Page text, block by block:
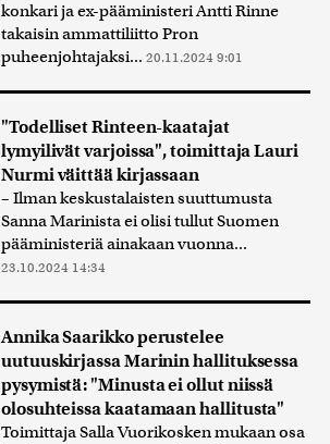
konkari ja ex-pääministeri Antti Rinne
takaisin ammattiliitto Pron
puheenjohtajaksi... 20.11.2024 9:01
"Todelliset Rinteen-kaatajat
lymyilivät varjoissa", toimittaja Lauri
Nurmi väittää kirjassaan
– Ilman keskustalaisten suuttumusta
Sanna Marinista ei olisi tullut Suomen
pääministeriä ainakaan vuonna...
23.10.2024 14:34
Annika Saarikko perustelee
uutuuskirjassa Marinin hallituksessa
pysymistä: "Minusta ei ollut niissä
olosuhteissa kaatamaan hallitusta"
Toimittaja Salla Vuorikosken mukaan osa